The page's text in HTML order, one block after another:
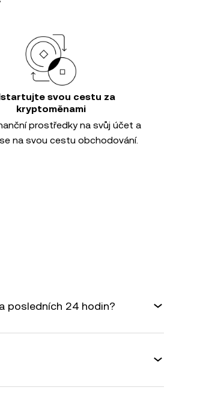
svou cestu za
kryptoměnami
prostředky na svůj účet a
na svou cestu obchodování.
posledních 24 hodin?